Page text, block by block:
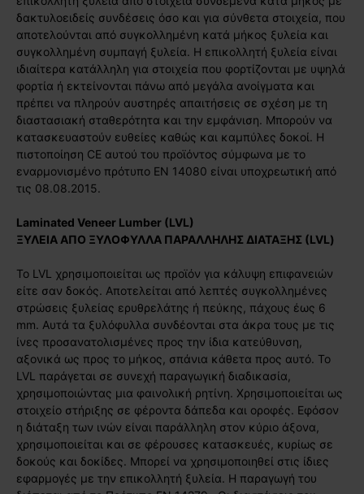
δακτυλοειδείς συνδέσεις όσο και για σύνθετα στοιχεία, που
αποτελούνται από συγκολλημένη κατά μήκος ξυλεία και
συγκολλημένη συμπαγή ξυλεία. Η επικολλητή ξυλεία είναι
ιδιαίτερα κατάλληλη για στοιχεία που φορτίζονται με υψηλά
φορτία ή εκτείνονται πάνω από μεγάλα ανοίγματα και
πρέπει να πληρούν αυστηρές απαιτήσεις σε σχέση με τη
διαστασιακή σταθερότητα και την εμφάνιση. Μπορούν να
κατασκευαστούν ευθείες καθώς και καμπύλες δοκοί. Η
πιστοποίηση CE αυτού του προϊόντος σύμφωνα με το
εναρμονισμένο πρότυπο EN 14080 είναι υποχρεωτική από
τις 08.08.2015.
Laminated Veneer Lumber (LVL)
ΞΥΛΕΙΑ ΑΠΟ ΞΥΛΟΦΥΛΛΑ ΠΑΡΑΛΛΗΛHΣ ΔΙΑΤΑΞΗΣ (LVL)
Το LVL χρησιμοποιείται ως προϊόν για κάλυψη επιφανειών
είτε σαν δοκός. Αποτελείται από λεπτές συγκολλημένες
στρώσεις ξυλείας ερυθρελάτης ή πεύκης, πάχους έως 6
mm. Αυτά τα ξυλόφυλλα συνδέονται στα άκρα τους με τις
ίνες προσανατολισμένες προς την ίδια κατεύθυνση,
αξονικά ως προς το μήκος, σπάνια κάθετα προς αυτό. Το
LVL παράγεται σε συνεχή παραγωγική διαδικασία,
χρησιμοποιώντας μια φαινολική ρητίνη. Χρησιμοποιείται ως
στοιχείο στήριξης σε φέροντα δάπεδα και οροφές. Εφόσον
η διάταξη των ινών είναι παράλληλη στον κύριο άξονα,
χρησιμοποιείται και σε φέρουσες κατασκευές, κυρίως σε
δοκούς και δοκίδες. Μπορεί να χρησιμοποιηθεί στις ίδιες
εφαρμογές με την επικολλητή ξυλεία. Η παραγωγή του